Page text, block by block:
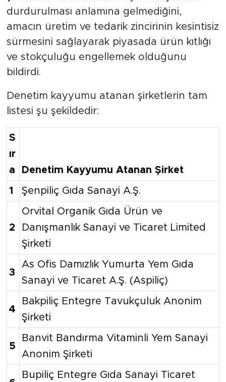
durdurulması anlamına gelmediğini,
amacın üretim ve tedarik zincirinin kesintisiz
sürmesini sağlayarak piyasada ürün kıtlığı
ve stokçuluğu engellemek olduğunu
bildirdi.
Denetim kayyumu atanan şirketlerin tam
listesi şu şekildedir:
S
ır
a
Denetim Kayyumu Atanan Şirket
1 Şenpiliç Gıda Sanayi A.Ş.
2
Orvital Organik Gıda Ürün ve
Danışmanlık Sanayi ve Ticaret Limited
Şirketi
3
As Ofis Damızlık Yumurta Yem Gıda
Sanayi ve Ticaret A.Ş. (Aspiliç)
4
Bakpiliç Entegre Tavukçuluk Anonim
Şirketi
5
Banvit Bandırma Vitaminli Yem Sanayi
Anonim Şirketi
Bupiliç Entegre Gıda Sanayi Ticaret